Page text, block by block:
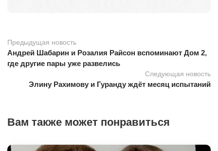
Предыдущая новость
Андрей Шабарин и Розалия Райсон вспоминают Дом 2,
где другие пары уже развелись
Следующая новость
Элину Рахимову и Гуранду ждёт месяц испытаний
Вам также может понравиться